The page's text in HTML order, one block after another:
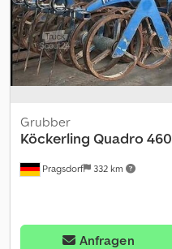
Pragsdorf 332 km
Grubber
Köckerling Quadro 460
Anfragen